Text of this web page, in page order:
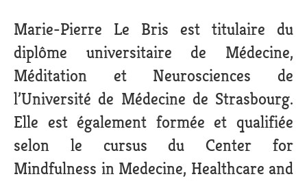
Marie-Pierre Le Bris est titulaire du
diplôme universitaire de Médecine,
Méditation et Neurosciences de
l’Université de Médecine de Strasbourg.
Elle est également formée et qualifiée
selon le cursus du Center for
Mindfulness in Medecine, Healthcare and